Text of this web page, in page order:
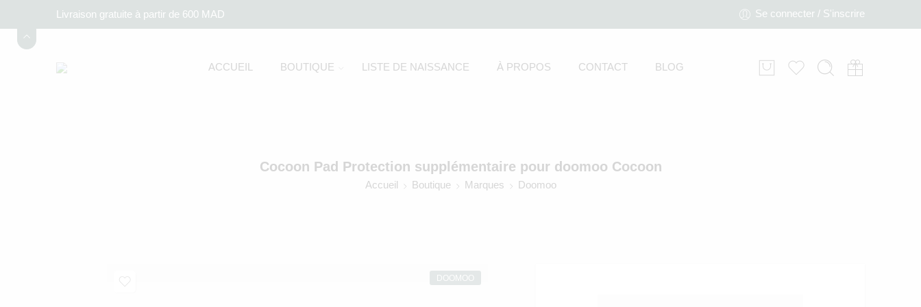
Livraison gratuite à partir de 600 MAD Se connecter / S'inscrire
ACCUEIL BOUTIQUE LISTE DE NAISSANCE À PROPOS CONTACT BLOG
Cocoon Pad Protection supplémentaire pour doomoo Cocoon
Accueil Boutique Marques Doomoo
DOOMOO